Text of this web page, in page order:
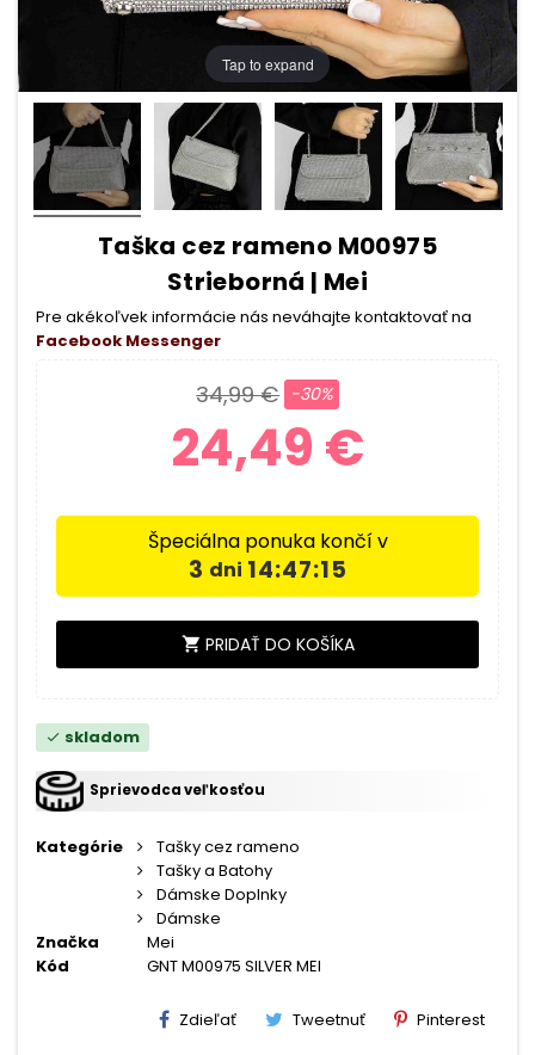
Tap to expand
Taška cez rameno M00975
Strieborná | Mei
Pre akékoľvek informácie nás neváhajte kontaktovať na
Facebook Messenger
24,49 €
34,99 € -30%
Špeciálna ponuka končí v
3 dni 14:47:15
shopping_cart PRIDAŤ DO KOŠÍKA
check skladom
Sprievodca veľkosťou
Kategórie
Tašky cez rameno
Tašky a Batohy
Dámske Doplnky
Dámske
Značka
Mei
Kód
GNT M00975 SILVER MEI
Zdieľať Tweetnuť Pinterest